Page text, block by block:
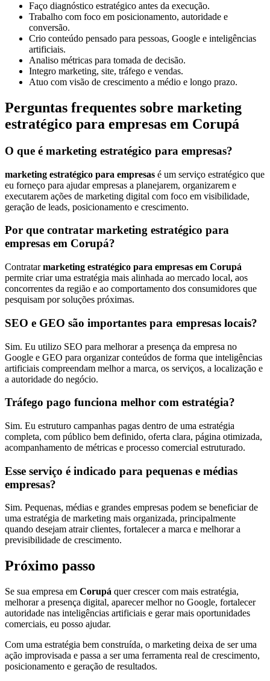
Faço diagnóstico estratégico antes da execução.
Trabalho com foco em posicionamento, autoridade e
conversão.
Crio conteúdo pensado para pessoas, Google e inteligências
artificiais.
Analiso métricas para tomada de decisão.
Integro marketing, site, tráfego e vendas.
Atuo com visão de crescimento a médio e longo prazo.
Perguntas frequentes sobre marketing
estratégico para empresas em Corupá
O que é marketing estratégico para empresas?
marketing estratégico para empresas é um serviço estratégico que
eu forneço para ajudar empresas a planejarem, organizarem e
executarem ações de marketing digital com foco em visibilidade,
geração de leads, posicionamento e crescimento.
Por que contratar marketing estratégico para
empresas em Corupá?
Contratarmarketing estratégico para empresas em Corupá
permite criar uma estratégia mais alinhada ao mercado local, aos
concorrentes da região e ao comportamento dos consumidores que
pesquisam por soluções próximas.
SEO e GEO são importantes para empresas locais?
Sim. Eu utilizo SEO para melhorar a presença da empresa no
Google e GEO para organizar conteúdos de forma que inteligências
artificiais compreendam melhor a marca, os serviços, a localização e
a autoridade do negócio.
Tráfego pago funciona melhor com estratégia?
Sim. Eu estruturo campanhas pagas dentro de uma estratégia
completa, com público bem definido, oferta clara, página otimizada,
acompanhamento de métricas e processo comercial estruturado.
Esse serviço é indicado para pequenas e médias
empresas?
Sim. Pequenas, médias e grandes empresas podem se beneficiar de
uma estratégia de marketing mais organizada, principalmente
quando desejam atrair clientes, fortalecer a marca e melhorar a
previsibilidade de crescimento.
Próximo passo
Se sua empresa em Corupá quer crescer com mais estratégia,
melhorar a presença digital, aparecer melhor no Google, fortalecer
autoridade nas inteligências artificiais e gerar mais oportunidades
comerciais, eu posso ajudar.
Com uma estratégia bem construída, o marketing deixa de ser uma
ação improvisada e passa a ser uma ferramenta real de crescimento,
posicionamento e geração de resultados.